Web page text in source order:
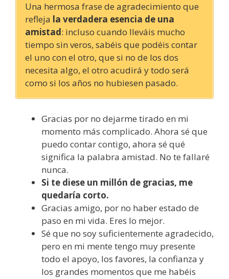
Una hermosa frase de agradecimiento que
refleja la verdadera esencia de una
amistad: incluso cuando lleváis mucho
tiempo sin veros, sabéis que podéis contar
el uno con el otro, que si no de los dos
necesita algo, el otro acudirá y todo será
como si los años no hubiesen pasado.
Gracias por no dejarme tirado en mi
momento más complicado. Ahora sé que
puedo contar contigo, ahora sé qué
significa la palabra amistad. No te fallaré
nunca.
Si te diese un millón de gracias, me
quedaría corto.
Gracias amigo, por no haber estado de
paso en mi vida. Eres lo mejor.
Sé que no soy suficientemente agradecido,
pero en mi mente tengo muy presente
todo el apoyo, los favores, la confianza y
los grandes momentos que me habéis